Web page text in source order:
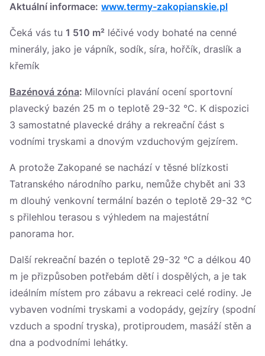
Aktuální informace: www.termy-zakopianskie.pl
Čeká vás tu 1 510 m² léčivé vody bohaté na cenné
minerály, jako je vápník, sodík, síra, hořčík, draslík a
křemík
Bazénová zóna: Milovníci plavání ocení sportovní
plavecký bazén 25 m o teplotě 29-32 °C. K dispozici
3 samostatné plavecké dráhy a rekreační část s
vodními tryskami a dnovým vzduchovým gejzírem.
A protože Zakopané se nachází v těsné blízkosti
Tatranského národního parku, nemůže chybět ani 33
m dlouhý venkovní termální bazén o teplotě 29-32 °C
s přilehlou terasou s výhledem na majestátní
panorama hor.
Další rekreační bazén o teplotě 29-32 °C a délkou 40
m je přizpůsoben potřebám dětí i dospělých, a je tak
ideálním místem pro zábavu a rekreaci celé rodiny. Je
vybaven vodními tryskami a vodopády, gejzíry (spodní
vzduch a spodní tryska), protiproudem, masáží stěn a
dna a podvodními lehátky.